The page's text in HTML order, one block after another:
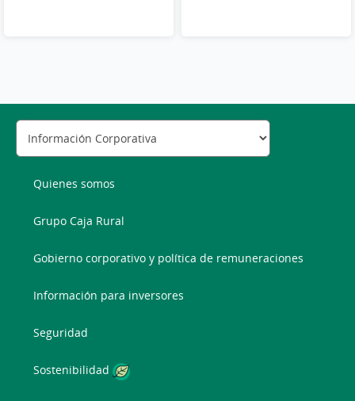
Quienes somos
Grupo Caja Rural
Gobierno corporativo y política de remuneraciones
Información para inversores
Seguridad
Sostenibilidad